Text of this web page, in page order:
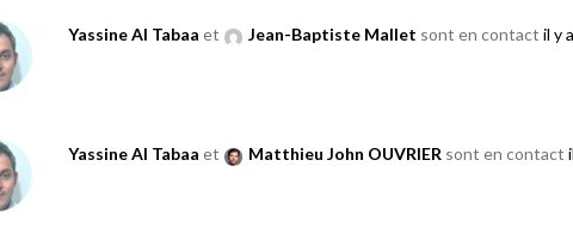
Yassine Al Tabaa et Jean-Baptiste Mallet sont en contact il y
Yassine Al Tabaa et Matthieu John OUVRIER sont en contact